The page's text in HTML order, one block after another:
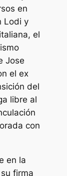
en
Lodi y
el
Jose
el ex
del
libre al
con
en la
firma